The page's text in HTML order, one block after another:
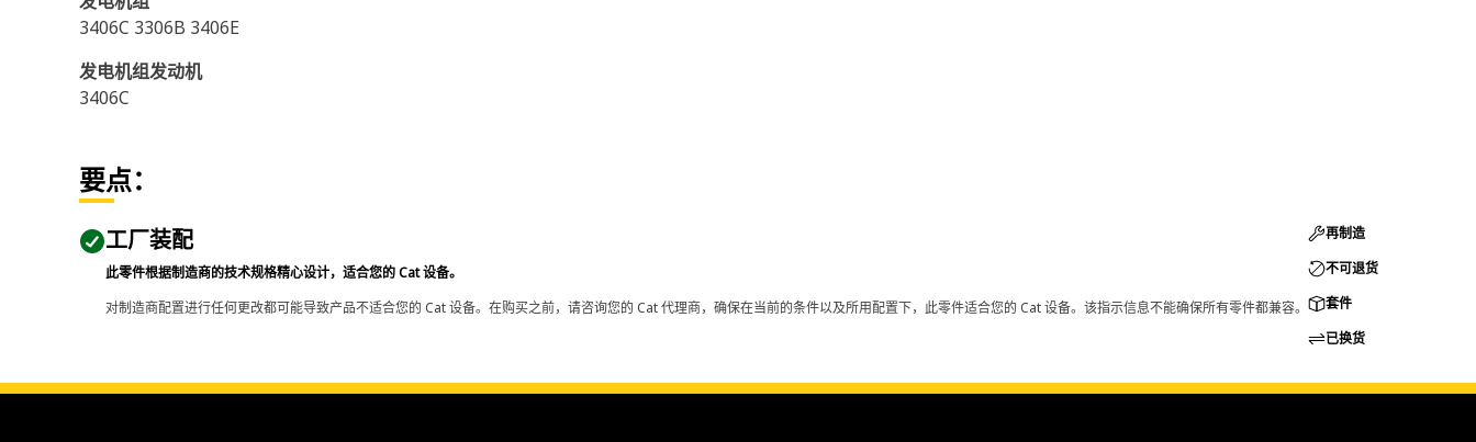
3406C 3306B 3406E
发电机组发动机
3406C
要点：
工厂装配
此零件根据制造商的技术规格精心设计，适合您的 Cat 设备。
对制造商配置进行任何更改都可能导致产品不适合您的 Cat 设备。在购买之前，请咨询您的 Cat 代理商，确保在当前的条件以及所用配置下，此零件适合您的 Cat 设备。该指示信息不能确保所有零件都兼容。
再制造
不可退货
套件
已换货